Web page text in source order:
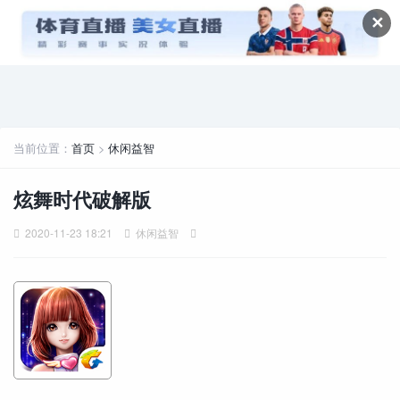
✕
当前位置： 首页 > 休闲益智
炫舞时代破解版
2020-11-23 18:21 休闲益智